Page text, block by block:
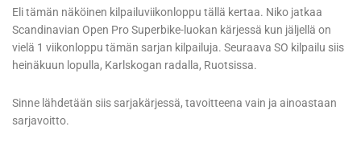
Eli tämän näköinen kilpailuviikonloppu tällä kertaa. Niko jatkaa
Scandinavian Open Pro Superbike-luokan kärjessä kun jäljellä on
vielä 1 viikonloppu tämän sarjan kilpailuja. Seuraava SO kilpailu siis
heinäkuun lopulla, Karlskogan radalla, Ruotsissa.
Sinne lähdetään siis sarjakärjessä, tavoitteena vain ja ainoastaan
sarjavoitto.